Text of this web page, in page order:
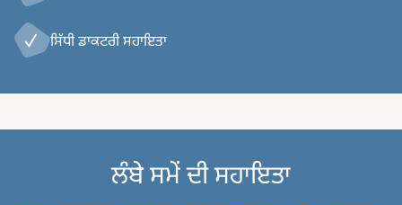
ਸਿੱਧੀ ਡਾਕਟਰੀ ਸਹਾਇਤਾ
ਲੰਬੇ ਸਮੇਂ ਦੀ ਸਹਾਇਤਾ